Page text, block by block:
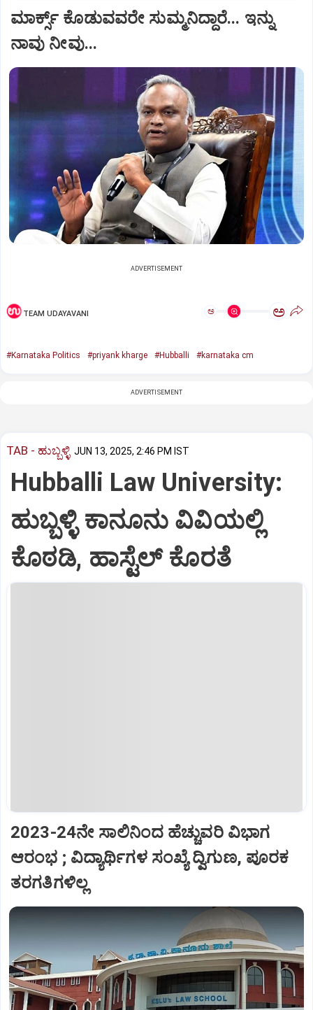
ಮಾರ್ಕ್ಸ್ ಕೊಡುವವರೇ ಸುಮ್ಮನಿದ್ದಾರೆ... ಇನ್ನು
ನಾವು ನೀವು...
ADVERTISEMENT
TEAM UDAYAVANI ಅ ಅ
#Karnataka Politics #priyank kharge #Hubballi #karnataka cm
ADVERTISEMENT
TAB - ಹುಬ್ಬಳ್ಳಿ JUN 13, 2025, 2:46 PM IST
Hubballi Law University:
ಹುಬ್ಬಳ್ಳಿ ಕಾನೂನು ವಿವಿಯಲ್ಲಿ
ಕೊಠಡಿ, ಹಾಸ್ಟೆಲ್‌ ಕೊರತೆ
2023-24ನೇ ಸಾಲಿನಿಂದ ಹೆಚ್ಚುವರಿ ವಿಭಾಗ
ಆರಂಭ ; ವಿದ್ಯಾರ್ಥಿಗಳ ಸಂಖ್ಯೆ ದ್ವಿಗುಣ, ಪೂರಕ
ತರಗತಿಗಳಿಲ್ಲ